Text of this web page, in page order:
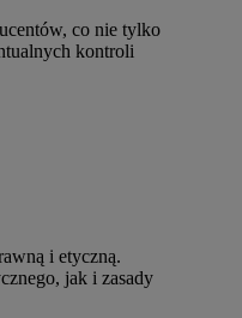
co nie tylko
kontroli
i etyczną.
jak i zasady